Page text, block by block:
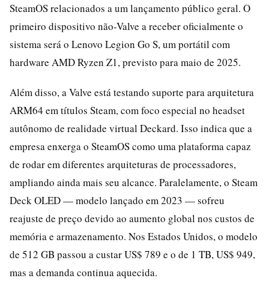
SteamOS relacionados a um lançamento público geral. O
primeiro dispositivo não-Valve a receber oficialmente o
sistema será o Lenovo Legion Go S, um portátil com
hardware AMD Ryzen Z1, previsto para maio de 2025.
Além disso, a Valve está testando suporte para arquitetura
ARM64 em títulos Steam, com foco especial no headset
autônomo de realidade virtual Deckard. Isso indica que a
empresa enxerga o SteamOS como uma plataforma capaz
de rodar em diferentes arquiteturas de processadores,
ampliando ainda mais seu alcance. Paralelamente, o Steam
Deck OLED — modelo lançado em 2023 — sofreu
reajuste de preço devido ao aumento global nos custos de
memória e armazenamento. Nos Estados Unidos, o modelo
de 512 GB passou a custar US$ 789 e o de 1 TB, US$ 949,
mas a demanda continua aquecida.